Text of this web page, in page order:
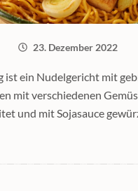
23. Dezember 2022
ist ein Nudelgericht mit
mit verschiedenen
und mit Sojasauce